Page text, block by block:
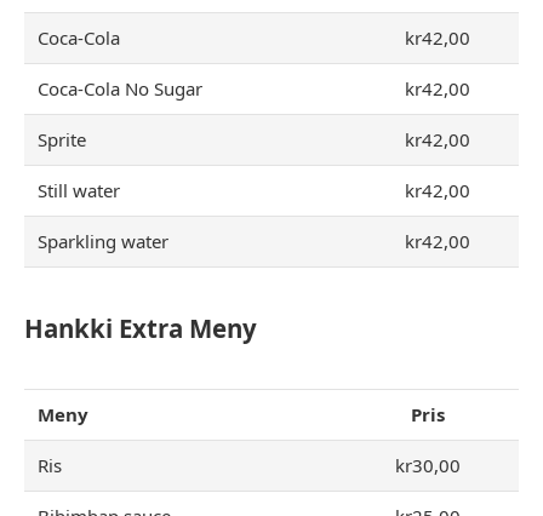
Coca-Cola kr42,00
Coca-Cola No Sugar kr42,00
Sprite kr42,00
Still water kr42,00
Sparkling water kr42,00
Hankki Extra Meny
Meny Pris
Ris kr30,00